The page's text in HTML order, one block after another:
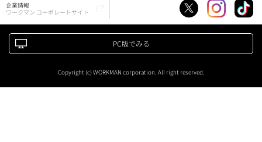
企業情報
ワークマン コーポレートサイト
PC版でみる
Copyright (c) WORKMAN corporation. All right reserved.